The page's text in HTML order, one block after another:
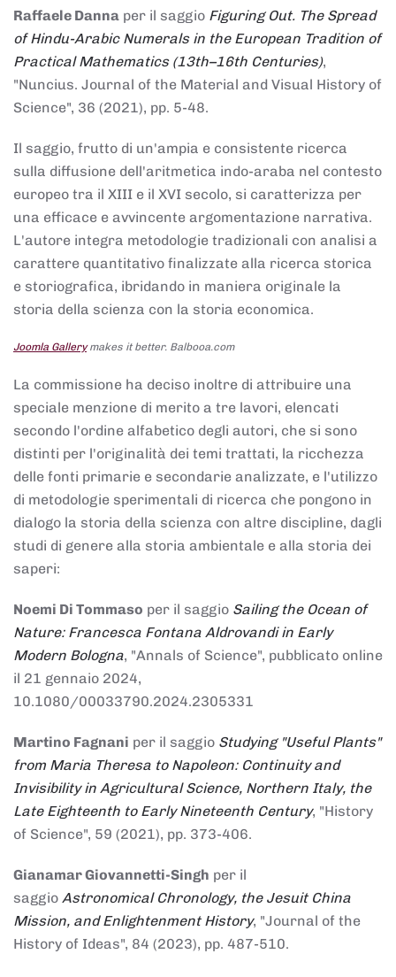
Raffaele Danna per il saggio Figuring Out. The Spread
of Hindu-Arabic Numerals in the European Tradition of
Practical Mathematics (13th–16th Centuries),
"Nuncius. Journal of the Material and Visual History of
Science", 36 (2021), pp. 5-48.
Il saggio, frutto di un'ampia e consistente ricerca
sulla diffusione dell'aritmetica indo-araba nel contesto
europeo tra il XIII e il XVI secolo, si caratterizza per
una efficace e avvincente argomentazione narrativa.
L'autore integra metodologie tradizionali con analisi a
carattere quantitativo finalizzate alla ricerca storica
e storiografica, ibridando in maniera originale la
storia della scienza con la storia economica.
Joomla Gallerymakes it better. Balbooa.com
La commissione ha deciso inoltre di attribuire una
speciale menzione di merito a tre lavori, elencati
secondo l'ordine alfabetico degli autori, che si sono
distinti per l'originalità dei temi trattati, la ricchezza
delle fonti primarie e secondarie analizzate, e l'utilizzo
di metodologie sperimentali di ricerca che pongono in
dialogo la storia della scienza con altre discipline, dagli
studi di genere alla storia ambientale e alla storia dei
saperi:
Noemi Di Tommaso per il saggio Sailing the Ocean of
Nature: Francesca Fontana Aldrovandi in Early
Modern Bologna, "Annals of Science", pubblicato online
il 21 gennaio 2024,
10.1080/00033790.2024.2305331
Martino Fagnani per il saggio Studying "Useful Plants"
from Maria Theresa to Napoleon: Continuity and
Invisibility in Agricultural Science, Northern Italy, the
Late Eighteenth to Early Nineteenth Century, "History
of Science", 59 (2021), pp. 373-406.
Gianamar Giovannetti-Singh per il
saggio Astronomical Chronology, the Jesuit China
Mission, and Enlightenment History, "Journal of the
History of Ideas", 84 (2023), pp. 487-510.